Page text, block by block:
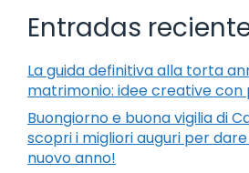
Entradas
La guida definitiva alla torta
matrimonio: idee creative con
Buongiorno e buona vigilia di
scopri i migliori auguri per
nuovo anno!